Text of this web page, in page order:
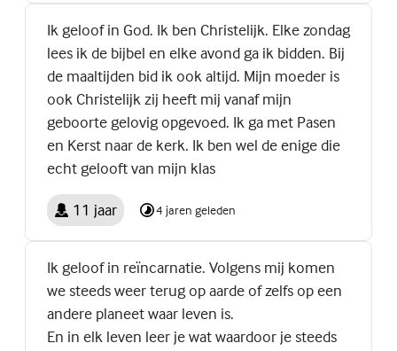
Ik geloof in God. Ik ben Christelijk. Elke zondag
lees ik de bijbel en elke avond ga ik bidden. Bij
de maaltijden bid ik ook altijd. Mijn moeder is
ook Christelijk zij heeft mij vanaf mijn
geboorte gelovig opgevoed. Ik ga met Pasen
en Kerst naar de kerk. Ik ben wel de enige die
echt gelooft van mijn klas
11 jaar 4 jaren geleden
Ik geloof in reïncarnatie. Volgens mij komen
we steeds weer terug op aarde of zelfs op een
andere planeet waar leven is.
En in elk leven leer je wat waardoor je steeds